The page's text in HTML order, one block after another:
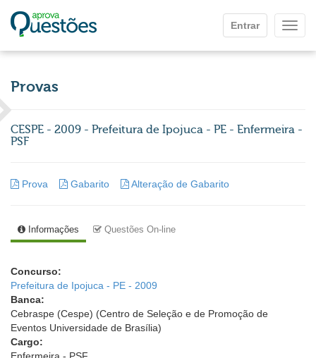
Entrar
Provas
CESPE - 2009 - Prefeitura de Ipojuca - PE - Enfermeira -
PSF
Prova Gabarito Alteração de Gabarito
Informações Questões On-line
Concurso:
Prefeitura de Ipojuca - PE - 2009
Banca:
Cebraspe (Cespe) (Centro de Seleção e de Promoção de
Eventos Universidade de Brasília)
Cargo: